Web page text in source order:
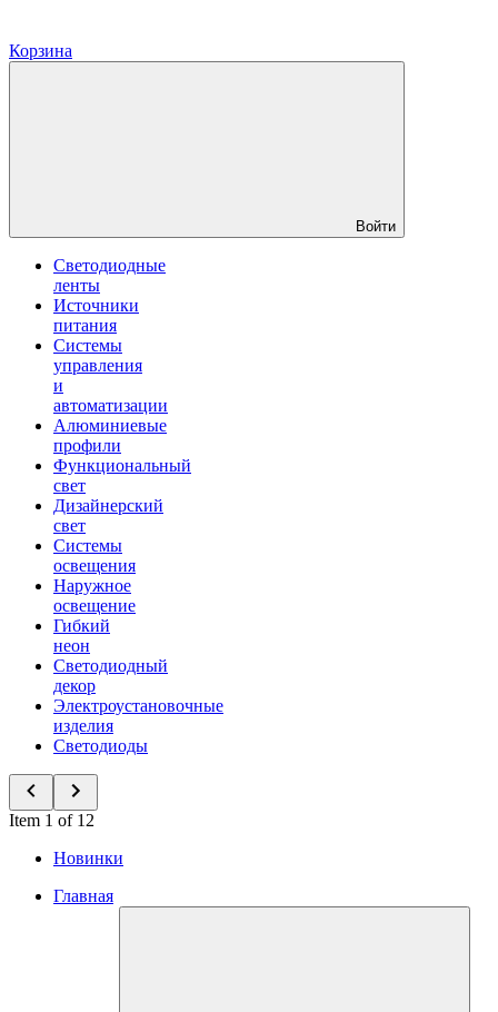
Корзина
Войти
Светодиодные
ленты
Источники
питания
Системы
управления
и
автоматизации
Алюминиевые
профили
Функциональный
свет
Дизайнерский
свет
Системы
освещения
Наружное
освещение
Гибкий
неон
Светодиодный
декор
Электроустановочные
изделия
Светодиоды
Item 1 of 12
Новинки
Главная